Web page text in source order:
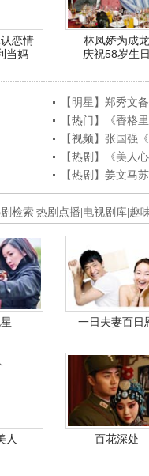
恋情
当妈
林凤娇为成龙
庆祝58岁生
【明星】郑秀文
【热门】《香格
【视频】张国强
【热剧】《美人
【热剧】姜文马
检索 热剧点播 电视剧库 趣
一日夫妻百日
人 百花深处